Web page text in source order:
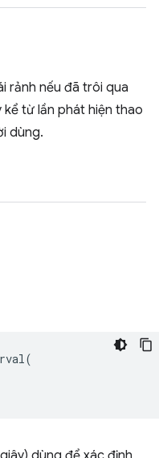
rảnh nếu đã trôi qua
từ lần phát hiện thao
dùng.
(